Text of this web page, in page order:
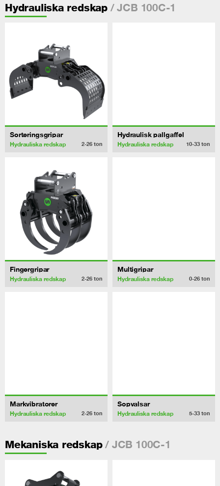
Hydrauliska redskap/ JCB 100C-1
Sorteringsgripar
Hydrauliska redskap 2-26 ton
Hydraulisk pallgaffel
Hydrauliska redskap 10-33 ton
Fingergripar
Hydrauliska redskap 2-26 ton
Multigripar
Hydrauliska redskap 0-26 ton
Markvibratorer
Hydrauliska redskap 2-26 ton
Sopvalsar
Hydrauliska redskap 5-33 ton
Mekaniska redskap/ JCB 100C-1